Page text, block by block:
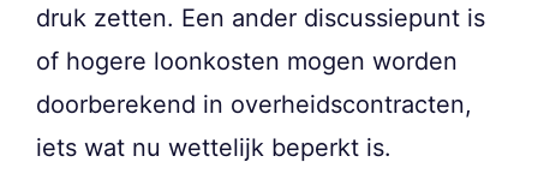
druk zetten. Een ander discussiepunt is
of hogere loonkosten mogen worden
doorberekend in overheidscontracten,
iets wat nu wettelijk beperkt is.